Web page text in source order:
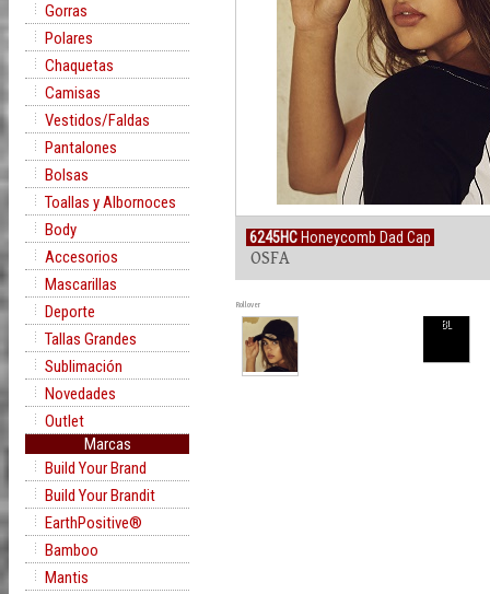
Gorras
Polares
Chaquetas
Camisas
Vestidos/Faldas
Pantalones
Bolsas
Toallas y Albornoces
Body
Accesorios
Mascarillas
Deporte
Tallas Grandes
Sublimación
Novedades
Outlet
Marcas
Build Your Brand
Build Your Brandit
EarthPositive®
Bamboo
Mantis
6245HC Honeycomb Dad Cap
OSFA
Rollover
BL